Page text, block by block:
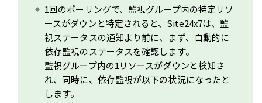
1回のポーリングで、監視グループ内の特定リソ
ースがダウンと特定されると、Site24x7は、監
視ステータスの通知より前に、まず、自動的に
依存監視のステータスを確認します。
監視グループ内の1リソースがダウンと検知さ
れ、同時に、依存監視が以下の状況になったと
します。